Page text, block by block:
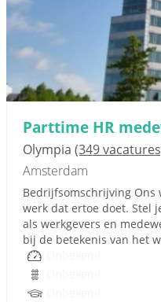
Parttime HR
Olympia (349
Amsterdam
Bedrijfsomschrijving Ons
werk dat ertoe doet. Stel
als werkgevers en
bij de betekenis van het